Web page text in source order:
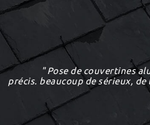
" Pose de couvertines
précis. beaucoup de sérieux,